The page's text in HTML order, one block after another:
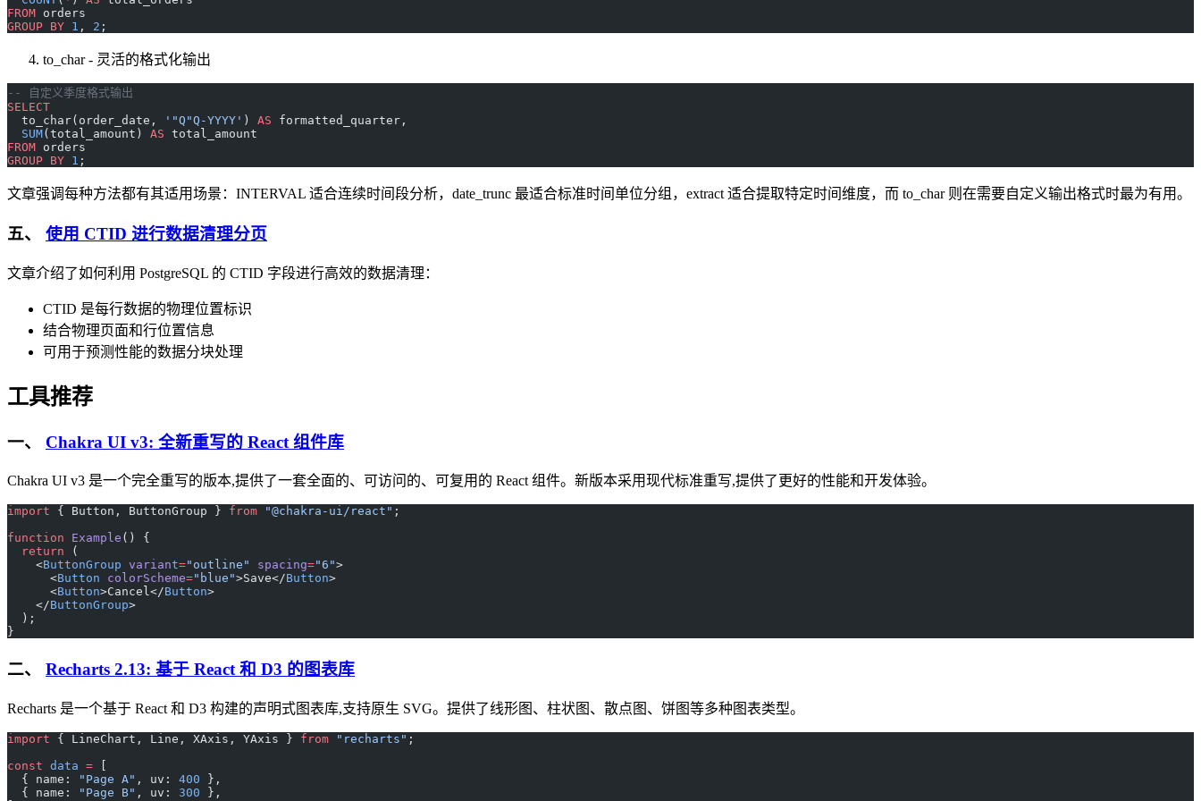
FROM orders
GROUP BY 1 , 2 ;
to_char - 灵活的格式化输出
-- 自定义季度格式输出
SELECT
  to_char(order_date,
'"Q"Q-YYYY' ) AS formatted_quarter,
  SUM
(total_amount) AS total_amount
FROM orders
GROUP BY 1 ;
文章强调每种方法都有其适用场景：INTERVAL 适合连续时间段分析，date_trunc 最适合标准时间单位分组，extract 适合提取特定时间维度，而 to_char 则在需要自定义输出格式时最为有用。
五、 使用 CTID 进行数据清理分页
文章介绍了如何利用 PostgreSQL 的 CTID 字段进行高效的数据清理：
CTID 是每行数据的物理位置标识
结合物理页面和行位置信息
可用于预测性能的数据分块处理
工具推荐
一、 Chakra UI v3: 全新重写的 React 组件库
Chakra UI v3 是一个完全重写的版本,提供了一套全面的、可访问的、可复用的 React 组件。新版本采用现代标准重写,提供了更好的性能和开发体验。
import { Button, ButtonGroup } from "@chakra-ui/react" ;
function Example () {
  return
(
    <
ButtonGroup variant="outline" spacing="6">
      <
Button colorScheme="blue">Save</Button>
      <
Button>Cancel</Button>
    </
ButtonGroup>
  );
}
二、 Recharts 2.13: 基于 React 和 D3 的图表库
Recharts 是一个基于 React 和 D3 构建的声明式图表库,支持原生 SVG。提供了线形图、柱状图、散点图、饼图等多种图表类型。
import { LineChart, Line, XAxis, YAxis } from "recharts" ;
const data =
  { name:
"Page A" , uv: 400 },
  { name:
"Page B" , uv: 300 },